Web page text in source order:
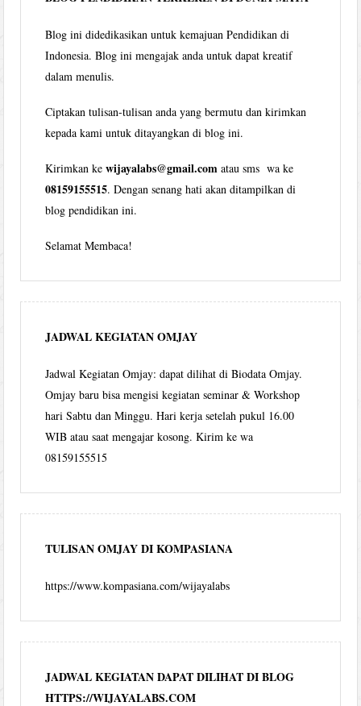
Blog ini didedikasikan untuk kemajuan Pendidikan di
Indonesia. Blog ini mengajak anda untuk dapat kreatif
dalam menulis.
Ciptakan tulisan-tulisan anda yang bermutu dan kirimkan
kepada kami untuk ditayangkan di blog ini.
Kirimkan kewijayalabs@gmail.com atau sms wa ke
08159155515. Dengan senang hati akan ditampilkan di
blog pendidikan ini.
Selamat Membaca!
JADWAL KEGIATAN OMJAY
Jadwal Kegiatan Omjay: dapat dilihat di Biodata Omjay.
Omjay baru bisa mengisi kegiatan seminar & Workshop
hari Sabtu dan Minggu. Hari kerja setelah pukul 16.00
WIB atau saat mengajar kosong. Kirim ke wa
08159155515
TULISAN OMJAY DI KOMPASIANA
https://www.kompasiana.com/wijayalabs
JADWAL KEGIATAN DAPAT DILIHAT DI BLOG
HTTPS://WIJAYALABS.COM